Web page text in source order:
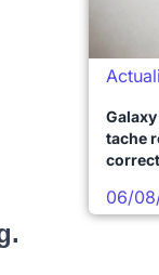
tache
06/